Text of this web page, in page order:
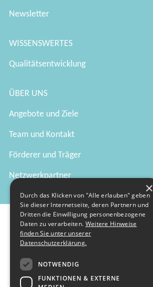
Newsletter
WISSENSWERTES
Qualitätsentwicklung
ÜBER UNS
Angebote und Ziele
Team und Kontakt
Förderer und Träger
Netzwerkpartner
×
Durch das Klicken von "Alle erlauben" geben
Sie dieser Internetseite, deren Partnern und
Dritten die Einwilligung personenbezogene
Daten zu verarbeiten. Weitere Hinweise
finden Sie unter unserer
Datenschutzerklärung.
NOTWENDIG
FUNKTIONEN & EXTERNE